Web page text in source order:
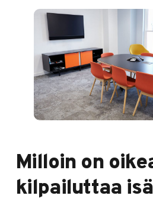
Milloin on
kilpailuttaa